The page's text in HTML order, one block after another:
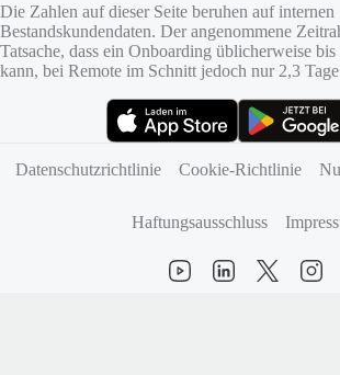
Die Zahlen auf dieser Seite beruhen auf internen
Bestandskundendaten. Der angenommene
Tatsache, dass ein Onboarding üblicherweise
kann, bei Remote im Schnitt jedoch nur 2,3
Datenschutzrichtlinie
Cookie-Richtlinie
Haftungsausschluss